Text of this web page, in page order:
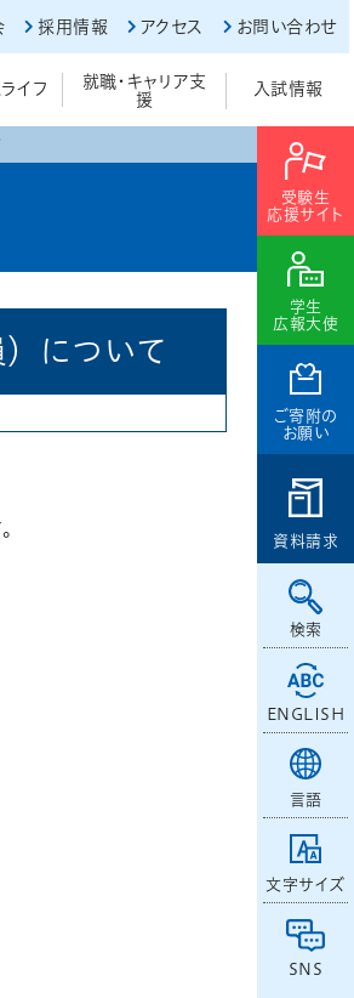
採用情報 アクセス お問い合わせ
イフ
就職・キャリア支
援
入試情報
受験生
応援サイト
学生
広報大使
ご寄附の
お願い
資料請求
検索
ENGLISH
言語
文字サイズ
SNS
について